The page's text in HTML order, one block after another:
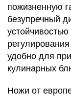
пожизненную
безупречный
удобно для
кулинарных
Ножи от